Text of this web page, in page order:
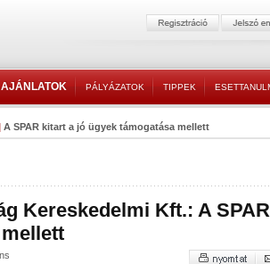
AJÁNLATOK PÁLYÁZATOK TIPPEK
A SPAR kitart a jó ügyek támogatása mellett
Kereskedelmi Kft.: A